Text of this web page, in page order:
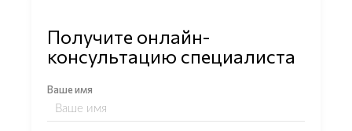
Получите онлайн-
консультацию специалиста
Ваше имя